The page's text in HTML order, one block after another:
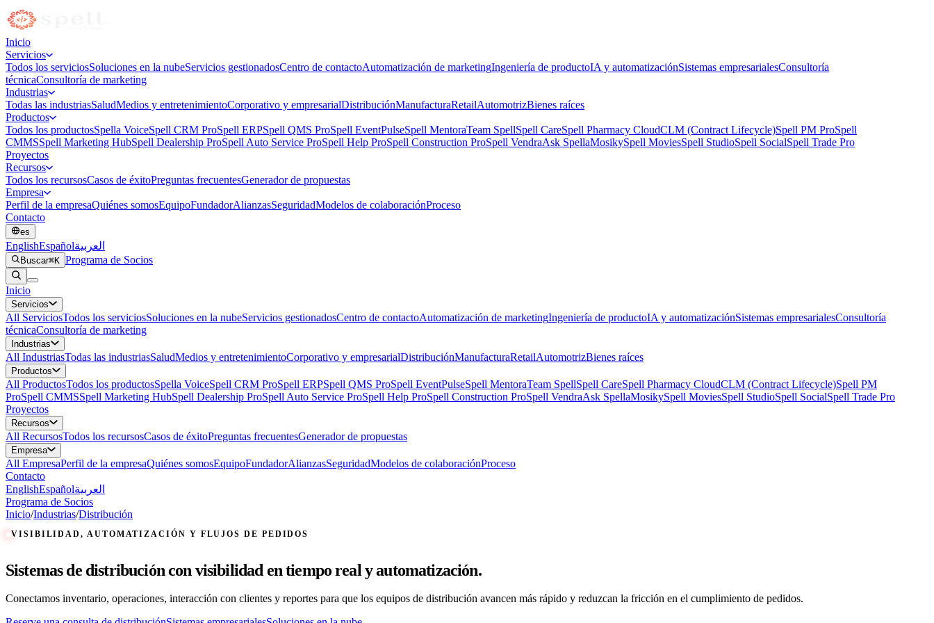
Inicio
Servicios
Todos los serviciosSoluciones en la nubeServicios gestionadosCentro de contactoAutomatización de marketingIngeniería de productoIA y automatizaciónSistemas empresarialesConsultoría
técnicaConsultoría de marketing
Industrias
Todas las industriasSaludMedios y entretenimientoCorporativo y empresarialDistribuciónManufacturaRetailAutomotrizBienes raíces
Productos
Todos los productosSpella VoiceSpell CRM ProSpell ERPSpell QMS ProSpell EventPulseSpell MentoraTeam SpellSpell CareSpell Pharmacy CloudCLM (Contract Lifecycle)Spell PM ProSpell
CMMSSpell Marketing HubSpell Dealership ProSpell Auto Service ProSpell Help ProSpell Construction ProSpell VendraAsk SpellaMosikySpell MoviesSpell StudioSpell SocialSpell Trade Pro
Proyectos
Recursos
Todos los recursosCasos de éxitoPreguntas frecuentesGenerador de propuestas
Empresa
Perfil de la empresaQuiénes somosEquipoFundadorAlianzasSeguridadModelos de colaboraciónProceso
Contacto
es
EnglishEspañolالعربية
Buscar⌘K Programa de Socios
Inicio
Servicios
All ServiciosTodos los serviciosSoluciones en la nubeServicios gestionadosCentro de contactoAutomatización de marketingIngeniería de productoIA y automatizaciónSistemas empresarialesConsultoría
técnicaConsultoría de marketing
Industrias
All IndustriasTodas las industriasSaludMedios y entretenimientoCorporativo y empresarialDistribuciónManufacturaRetailAutomotrizBienes raíces
Productos
All ProductosTodos los productosSpella VoiceSpell CRM ProSpell ERPSpell QMS ProSpell EventPulseSpell MentoraTeam SpellSpell CareSpell Pharmacy CloudCLM (Contract Lifecycle)Spell PM
ProSpell CMMSSpell Marketing HubSpell Dealership ProSpell Auto Service ProSpell Help ProSpell Construction ProSpell VendraAsk SpellaMosikySpell MoviesSpell StudioSpell SocialSpell Trade Pro
Proyectos
Recursos
All RecursosTodos los recursosCasos de éxitoPreguntas frecuentesGenerador de propuestas
Empresa
All EmpresaPerfil de la empresaQuiénes somosEquipoFundadorAlianzasSeguridadModelos de colaboraciónProceso
Contacto
EnglishEspañolالعربية
Programa de Socios
Inicio/Industrias/Distribución
VISIBILIDAD, AUTOMATIZACIÓN Y FLUJOS DE PEDIDOS
Sistemas de distribución con visibilidad en tiempo real y automatización.
Conectamos inventario, operaciones, interacción con clientes y reportes para que los equipos de distribución avancen más rápido y reduzcan la fricción en el cumplimiento de pedidos.